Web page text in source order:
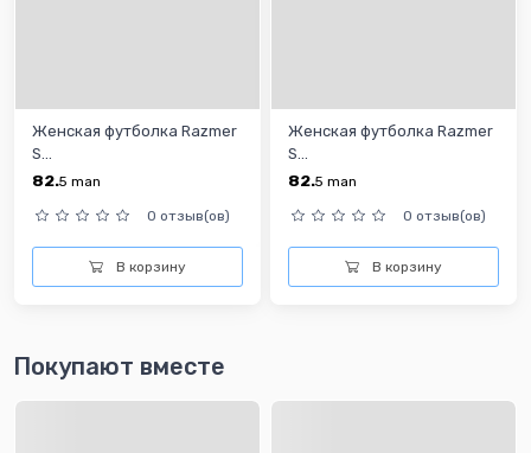
Женская футболка Razmer
S...
82.5 man
0 отзыв(ов)
В корзину
Женская футболка Razmer
S...
82.5 man
0 отзыв(ов)
В корзину
Покупают вместе